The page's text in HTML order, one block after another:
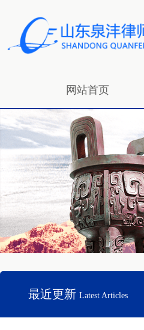
网站首页
招贤纳士
最近更新 Latest Articles